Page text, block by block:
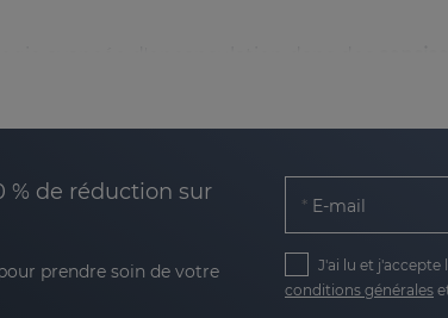
exclusive d’actifs
, soigneusement
% de réduction sur
prendre soin de votre
E-mail
J'ai lu et j'accepte
conditions générales